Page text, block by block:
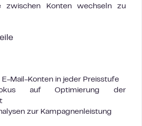
zwischen Konten wechseln zu
Mail-Konten in jeder Preisstufe
auf Optimierung der
zur Kampagnenleistung